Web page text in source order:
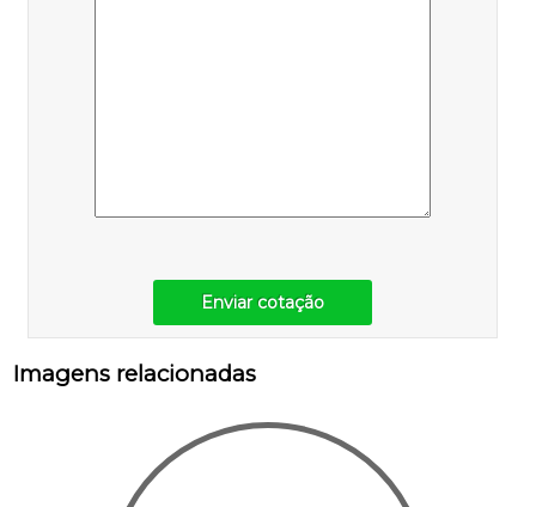
Enviar cotação
Imagens relacionadas